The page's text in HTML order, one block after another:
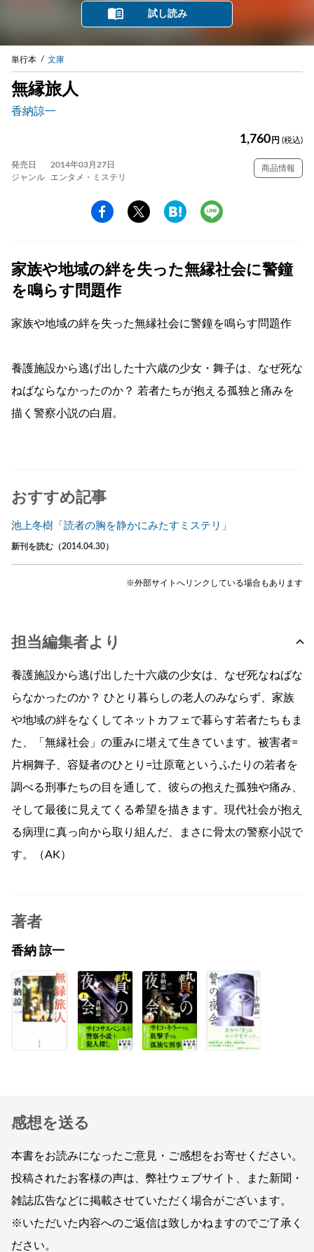
試し読み
単行本 文庫
無縁旅人
香納諒一
1,760 円 (税込)
発売日
2014年03月27日
ジャンル
エンタメ・ミステリ
商品情報
家族や地域の絆を失った無縁社会に警鐘
を鳴らす問題作
家族や地域の絆を失った無縁社会に警鐘を鳴らす問題作
養護施設から逃げ出した十六歳の少女・舞子は、なぜ死な
ねばならなかったのか？ 若者たちが抱える孤独と痛みを
描く警察小説の白眉。
おすすめ記事
池上冬樹「読者の胸を静かにみたすミステリ」
新刊を読む（2014.04.30）
※外部サイトへリンクしている場合もあります
担当編集者より
養護施設から逃げ出した十六歳の少女は、なぜ死なねばな
らなかったのか？ ひとり暮らしの老人のみならず、家族
や地域の絆をなくしてネットカフェで暮らす若者たちもま
た、「無縁社会」の重みに堪えて生きています。被害者=
片桐舞子、容疑者のひとり=辻原竜というふたりの若者を
調べる刑事たちの目を通して、彼らの抱えた孤独や痛み、
そして最後に見えてくる希望を描きます。現代社会が抱え
る病理に真っ向から取り組んだ、まさに骨太の警察小説で
す。（AK）
著者
香納 諒一
感想を送る
本書をお読みになったご意見・ご感想をお寄せください。
投稿されたお客様の声は、弊社ウェブサイト、また新聞・
雑誌広告などに掲載させていただく場合がございます。
※いただいた内容へのご返信は致しかねますのでご了承く
ださい。